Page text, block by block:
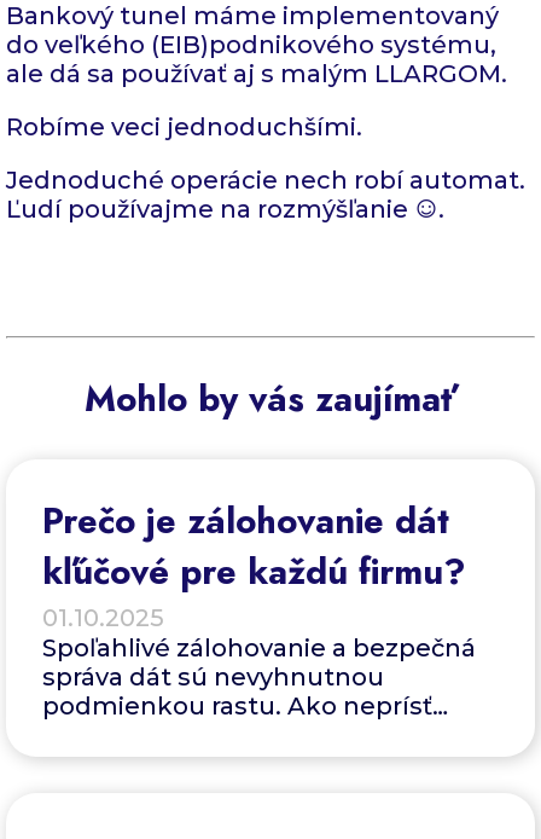
Bankový tunel máme implementovaný
do veľkého (EIB)podnikového systému,
ale dá sa používať aj s malým LLARGOM.
Robíme veci jednoduchšími.
Jednoduché operácie nech robí automat.
Ľudí používajme na rozmýšľanie
.
Mohlo by vás zaujímať
Prečo je zálohovanie dát
kľúčové pre každú firmu?
01.10.2025
Spoľahlivé zálohovanie a bezpečná
správa dát sú nevyhnutnou
podmienkou rastu. Ako neprísť
aké sú hrozby a aké sú dôsledky.